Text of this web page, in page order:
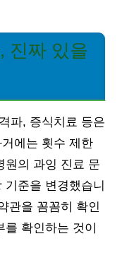
진짜 있을
파, 증식치료 등은
에는 횟수 제한
원의 과잉 진료 문
준을 변경했습니
관을 꼼꼼히 확인
확인하는 것이